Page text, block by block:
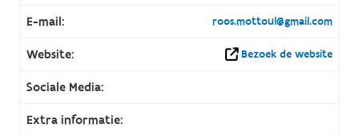
E-mail: roos.mottoul@gmail.com
Website: Bezoek de website
Sociale Media:
Extra informatie: